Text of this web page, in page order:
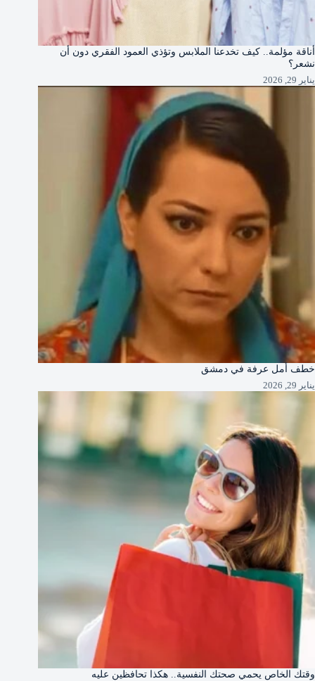
أناقة مؤلمة.. كيف تخدعنا الملابس وتؤذي العمود الفقري دون أن
نشعر؟
يناير 29, 2026
خطف أمل عرفة في دمشق
يناير 29, 2026
وقتك الخاص يحمي صحتك النفسية.. هكذا تحافظين عليه